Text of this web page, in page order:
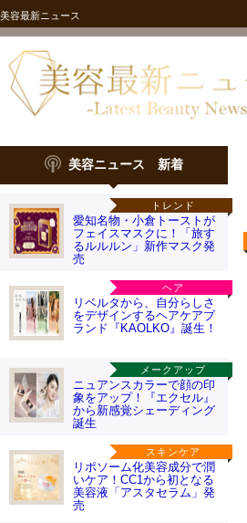
美容最新ニュース
美容ニュース 新着
トレンド
愛知名物・小倉トーストが
フェイスマスクに！「旅す
るルルルン」新作マスク発
売
ヘア
リベルタから、自分らしさ
をデザインするヘアケアブ
ランド『KAOLKO』誕生！
メークアップ
ニュアンスカラーで顔の印
象をアップ！『エクセル』
から新感覚シェーディング
誕生
スキンケア
リポソーム化美容成分で潤
いケア！CC1から初となる
美容液「アスタセラム」発
売